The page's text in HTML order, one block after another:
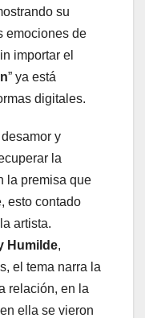
su
emociones de
importar el
” ya está
digitales.
y
la
la premisa que
esto contado
artista.
Humilde,
el tema narra la
relación, en la
ella se vieron